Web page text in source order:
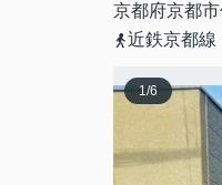
京都府京都
近鉄京都線
1/6